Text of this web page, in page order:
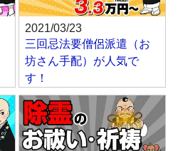
2021/03/23
三回忌法要僧侶派遣（お
坊さん手配）が人気で
す！